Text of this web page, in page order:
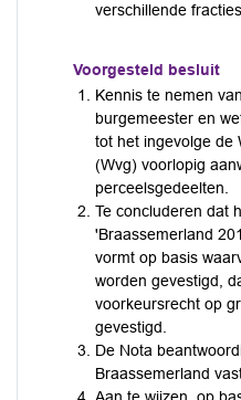
verschillende fracties.
Voorgesteld besluit
Kennis te nemen
burgemeester en
tot het ingevolge de
(Wvg) voorlopig
perceelsgedeelten.
Te concluderen dat
'Braassemerland
vormt op basis
worden gevestigd,
voorkeursrecht op
gevestigd.
De Nota
Braassemerland